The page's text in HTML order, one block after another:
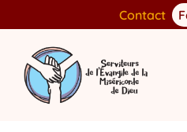
Contact